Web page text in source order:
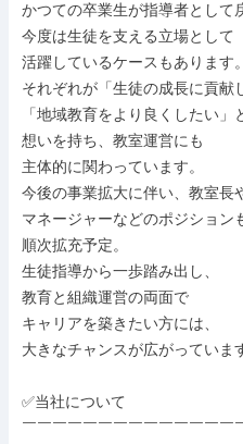
かつての卒業生が指導者として
今度は生徒を支える立場として
活躍しているケースもあります。
それぞれが「生徒の成長に貢献
「地域教育をより良くしたい」
想いを持ち、教室運営にも
主体的に関わっています。
今後の事業拡大に伴い、教室長
マネージャーなどのポジション
順次拡充予定。
生徒指導から一歩踏み出し、
教育と組織運営の両面で
キャリアを築きたい方には、
大きなチャンスが広がっていま
✅当社について
￣￣￣￣￣￣￣￣￣￣￣￣￣￣